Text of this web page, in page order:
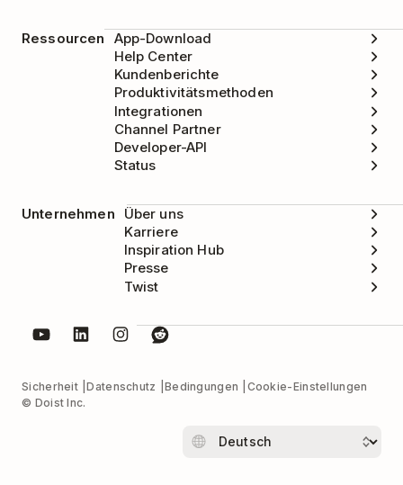
Ressourcen
App-Download
Help Center
Kundenberichte
Produktivitätsmethoden
Integrationen
Channel Partner
Developer-API
Status
Unternehmen
Über uns
Karriere
Inspiration Hub
Presse
Twist
Sicherheit Datenschutz Bedingungen
Cookie-Einstellungen
© Doist Inc.